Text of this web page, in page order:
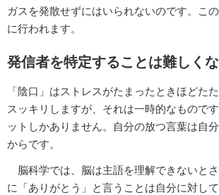
ガスを発散せずにはいられないのです。こ
に行われます。
発信者を特定することは難しく
「陰口」はストレスがたまったときほどた
スッキリしますが、それは一時的なもので
ットしかありません。自分の放つ言葉は自
からです。
脳科学では、脳は主語を理解できないと
に「ありがとう」と言うことは自分に対し